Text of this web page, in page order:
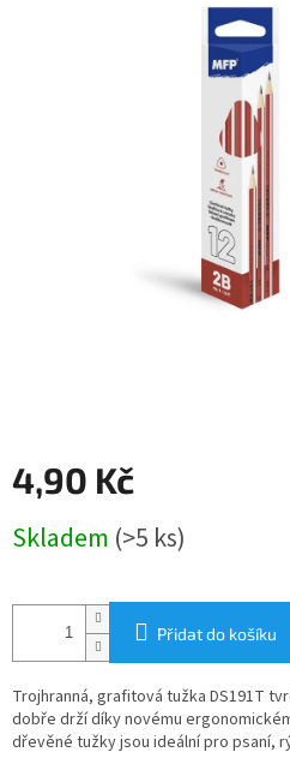
4,90 Kč
cena:
Skladem (>5 ks)
Přidat do košíku
Trojhranná, grafitová tužka DS191T
dobře drží díky novému
dřevěné tužky jsou ideální pro psaní,